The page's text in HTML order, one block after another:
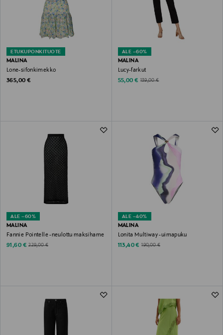
ETUKUPONKITUOTE
MALINA
Lone-sifonkimekko
Original Price
365,00 €
ALE –60%
MALINA
Lucy-farkut
Discounted Price
55,00 € Original Price
139,00 €
ALE –60%
MALINA
Fannie Pointelle -neulottu maksihame
Discounted Price
91,60 € Original Price
229,00 €
ALE –40%
MALINA
Lonita Multiway -uimapuku
Discounted Price
113,40 € Original Price
190,00 €